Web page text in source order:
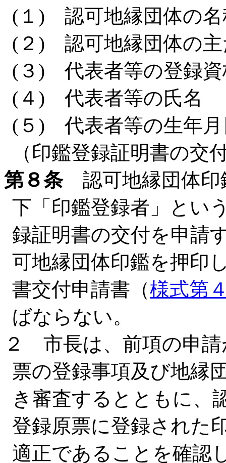
(１) 認可地縁団体の名
(２) 認可地縁団体の主
(３) 代表者等の登録資
(４) 代表者等の氏名
(５) 代表者等の生年月
（印鑑登録証明書の交
第８条認可地縁団体印
下「印鑑登録者」とい
録証明書の交付を申請
可地縁団体印鑑を押印
書交付申請書（様式第
ばならない。
２ 市長は、前項の申
票の登録事項及び地縁
き審査するとともに、
登録原票に登録された
適正であることを確認